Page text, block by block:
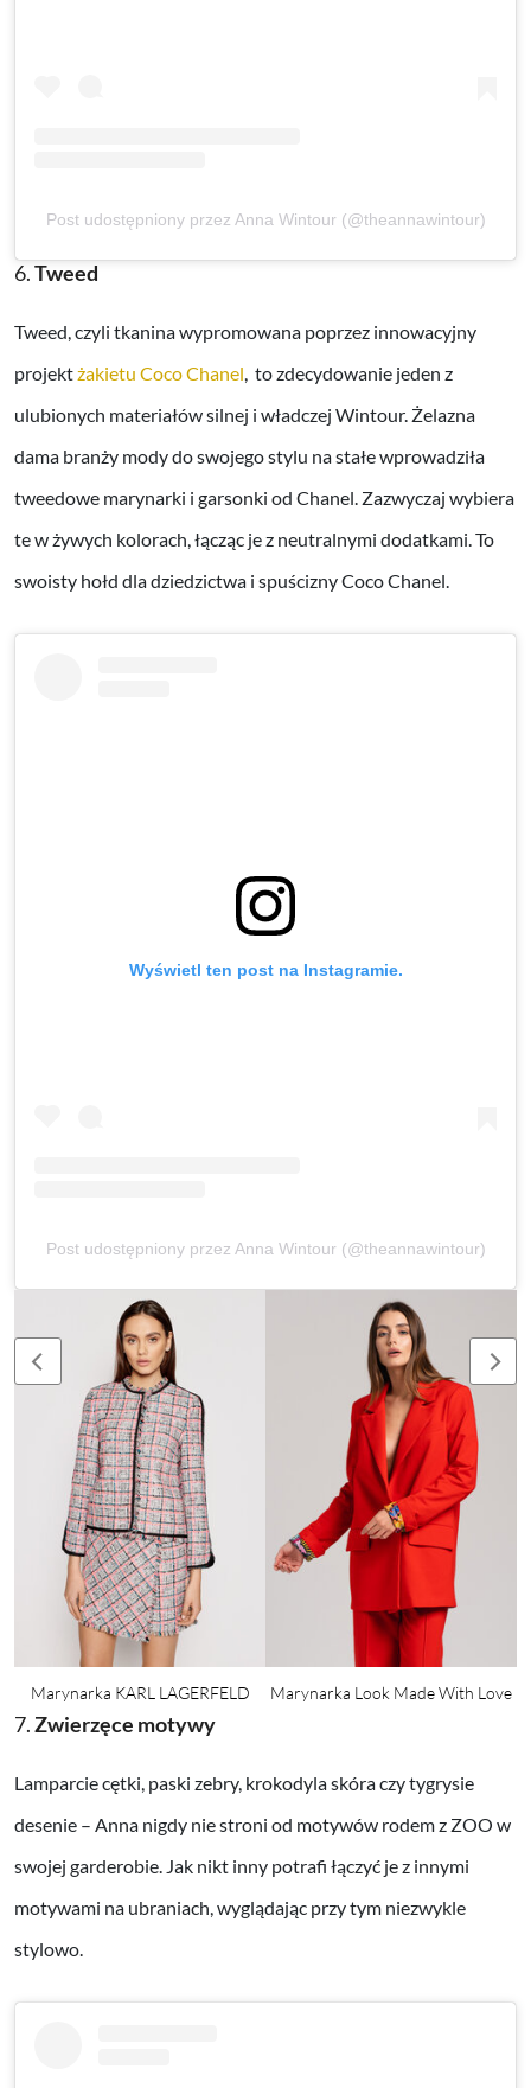
Post udostępniony przez Anna Wintour (@theannawintour)
6.Tweed
Tweed, czyli tkanina wypromowana poprzez innowacyjny
projektżakietu Coco Chanel, to zdecydowanie jeden z
ulubionych materiałów silnej i władczej Wintour. Żelazna
dama branży mody do swojego stylu na stałe wprowadziła
tweedowe marynarki i garsonki od Chanel. Zazwyczaj wybiera
te w żywych kolorach, łącząc je z neutralnymi dodatkami. To
swoisty hołd dla dziedzictwa i spuścizny Coco Chanel.
Wyświetl ten post na Instagramie.
Post udostępniony przez Anna Wintour (@theannawintour)
Marynarka KARL LAGERFELD Marynarka Look Made With Love
7.Zwierzęce motywy
Lamparcie cętki, paski zebry, krokodyla skóra czy tygrysie
desenie – Anna nigdy nie stroni od motywów rodem z ZOO w
swojej garderobie. Jak nikt inny potrafi łączyć je z innymi
motywami na ubraniach, wyglądając przy tym niezwykle
stylowo.